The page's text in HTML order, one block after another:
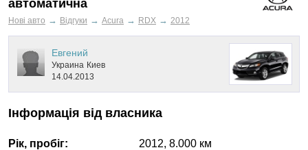
автоматична
Нові авто → Відгуки → Acura → RDX → 2012
Евгений
Украина Киев
14.04.2013
Інформація від власника
Рік, пробіг: 2012, 8.000 км